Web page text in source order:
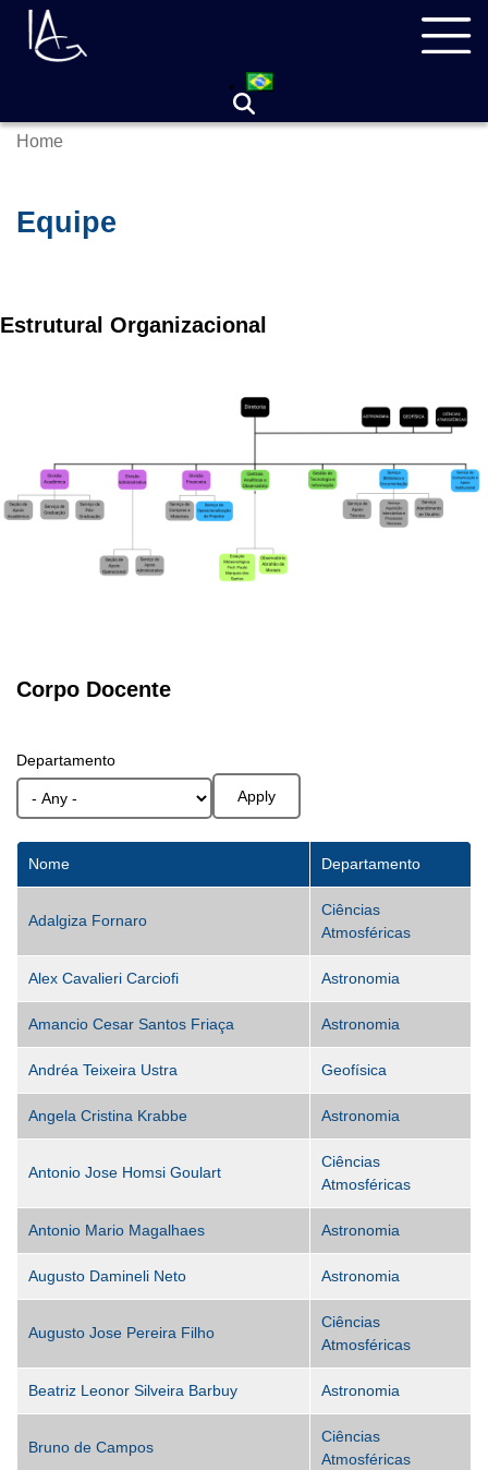
Skip
Breadcrumb
Home
Equipe
Estrutural Organizacional
Corpo Docente
Departamento
Nome Departamento
Adalgiza Fornaro
Ciências
Atmosféricas
Alex Cavalieri Carciofi Astronomia
Amancio Cesar Santos Friaça Astronomia
Andréa Teixeira Ustra Geofísica
Angela Cristina Krabbe Astronomia
Antonio Jose Homsi Goulart
Ciências
Atmosféricas
Antonio Mario Magalhaes Astronomia
Augusto Damineli Neto Astronomia
Augusto Jose Pereira Filho
Ciências
Atmosféricas
Beatriz Leonor Silveira Barbuy Astronomia
Bruno de Campos
Ciências
Atmosféricas